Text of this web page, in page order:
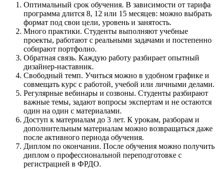
Оптимальный срок обучения. В зависимости от тарифа
программа длится 8, 12 или 15 месяцев: можно выбрать
формат под свои цели, уровень и занятость.
Много практики. Студенты выполняют учебные
проекты, работают с реальными задачами и постепенно
собирают портфолио.
Обратная связь. Каждую работу разбирает опытный
дизайнер-наставник.
Свободный темп. Учиться можно в удобном графике и
совмещать курс с работой, учебой или личными делами.
Регулярные вебинары и созвоны. Студенты разбирают
важные темы, задают вопросы экспертам и не остаются
один на один с материалами.
Доступ к материалам до 3 лет. К урокам, разборам и
дополнительным материалам можно возвращаться даже
после активного периода обучения.
Диплом по окончании. После обучения можно получить
диплом о профессиональной переподготовке с
регистрацией в ФРДО.